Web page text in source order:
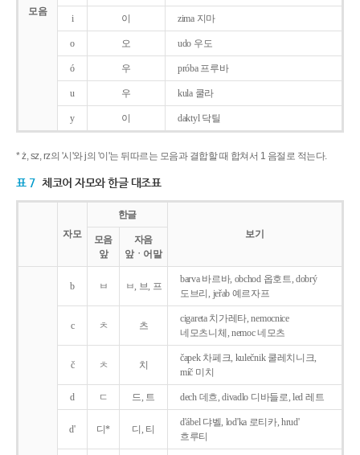
모음
i 이 zima 지마
o 오 udo 우도
ó 우 próba 프루바
u 우 kula 쿨라
y 이 daktyl 닥틸
* ż, sz, rz의 '시'와 j의 '이'는 뒤따르는 모음과 결합할 때 합쳐서 1 음절로 적는다.
표 7 체코어 자모와 한글 대조표
자모
한글
보기
모음
앞
자음
앞ㆍ어말
b ㅂ ㅂ, 브, 프
barva 바르바, obchod 옵호트, dobrý
도브리, jeřab 예르자프
c ㅊ 츠
cigareta 치가레타, nemocnice
네모츠니체, nemoc 네모츠
č ㅊ 치
čapek 차페크, kulečnik 쿨레치니크,
míč 미치
d ㄷ 드, 트 dech 데흐, divadlo 디바들로, led 레트
d' 디* 디, 티
d'ábel 댜벨, lod'ka 로티카, hrud'
흐루티